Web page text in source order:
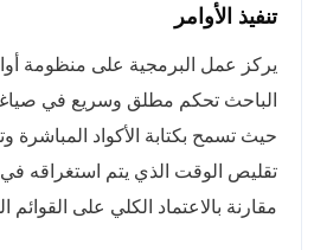
تنفيذ الأوامر
يركز عمل البرمجية على منظومة
الباحث تحكم مطلق وسريع في صياغة
حيث تسمح بكتابة الأكواد المباشرة
تقليص الوقت الذي يتم استغراقه في
مقارنة بالاعتماد الكلي على القوائم